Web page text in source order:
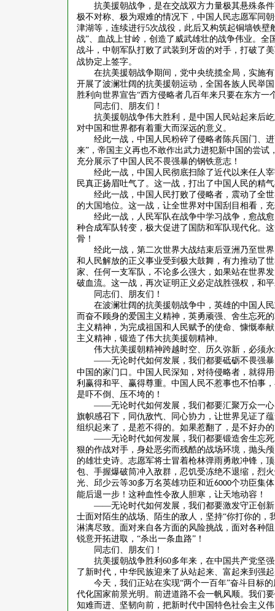
抗美援朝战争，是在交战双方力量极其悬殊条
极不对称、极为艰难的情况下，中国人民志愿军同
津湖等，连续进行5次战役，此后又构筑起铜墙铁壁
战”、血战上甘岭，创造了威武雄壮的战争伟业。
战斗，中朝军队打败了武装到牙齿的对手，打破了
战协定上签字。
在抗美援朝战争期间，党中央统揽全局，实施
开展了波澜壮阔的抗美援朝运动，全国各族人民举
胜利向世界宣告“西方侵略者几百年来只要在东方一
同志们、朋友们！
抗美援朝战争伟大胜利，是中国人民站起来后
对中国和世界都有着重大而深远的意义。
经此一战，中国人民粉碎了侵略者陈兵国门、
来”，帝国主义再也不敢作出武力进犯新中国的尝
充分展示了中国人民不畏强暴的钢铁意志！
经此一战，中国人民彻底扫除了近代以来任人
民真正扬眉吐气了。这一战，打出了中国人民的精
经此一战，中国人民打败了侵略者，震动了全
的大国地位。这一战，让全世界对中国刮目相看，
经此一战，人民军队在战争中学习战争，愈战
种合成军队转变，极大促进了国防和军队现代化。
骨！
经此一战，第二次世界大战结束后亚洲乃至世
和人民解放的正义事业受到极大鼓舞，有力推动了
家、任何一支军队，不论多么强大，如果站在世界
破血流。这一战，再次证明正义必定战胜强权，和
同志们、朋友们！
在波澜壮阔的抗美援朝战争中，英雄的中国人
而奋不顾身的爱国主义精神，英勇顽强、舍生忘死
主义精神，为完成祖国和人民赋予的使命、慷慨奉
主义精神，锻造了伟大抗美援朝精神。
伟大抗美援朝精神跨越时空、历久弥新，必须
——无论时代如何发展，我们都要砥砺不畏强
中国的家门口。中国人民深知，对待侵略者，就得
利赢得和平、赢得尊重。中国人民不惹事也不怕事
是吓不倒、压不垮的！
——无论时代如何发展，我们都要汇聚万众一
旗帜感召下，同仇敌忾、同心协力，让世界见证了
组织起来了，是惹不得的。如果惹翻了，是不好办的
——无论时代如何发展，我们都要锻造舍生忘
狠的作战对手，身处恶劣而残酷的战场环境，抛头
的雄壮史诗。志愿军将士冒着枪林弹雨勇敢冲锋，
包、手握爆破筒冲入敌群，忍饥受冻绝不退缩，烈
光、邱少云等30多万名英雄功臣和近6000个功臣集
能后退一步！这种血性令敌人胆寒，让天地动容！
——无论时代如何发展，我们都要激发守正创
士面对陌生的战场、陌生的敌人，坚持“你打你的
淋漓尽致。面对来自各方面的风险挑战，面对各种
锐意开拓进取，“杀出一条血路”！
同志们、朋友们！
抗美援朝战争胜利 60多年来，在中国共产党坚
了新时代，中华民族迎来了从站起来、富起来到强
今天，我们正站在实现“两个一百年”奋斗目标
代化国家前景光明。前进道路不会一帆风顺。我们
知难而进、坚韧向前，把新时代中国特色社会主义